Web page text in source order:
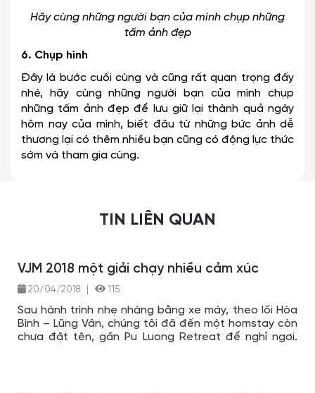
Hãy cùng những người bạn của mình chụp những
tấm ảnh đẹp
6. Chụp hình
Đây là bước cuối cùng và cũng rất quan trọng đấy
nhé, hãy cùng những người bạn của mình chụp
những tấm ảnh đẹp để lưu giữ lại thành quả ngày
hôm nay của mình, biết đâu từ những bức ảnh dễ
thương lại có thêm nhiều bạn cũng có động lực thức
sớm và tham gia cùng.
TIN LIÊN QUAN
VJM 2018 một giải chạy nhiều cảm xúc
20/04/2018 115
Sau hành trình nhẹ nhàng bằng xe máy, theo lối Hòa
Bình – Lũng Vân, chúng tôi đã đến một homstay còn
chưa đặt tên, gần Pu Luong Retreat để nghỉ ngơi.